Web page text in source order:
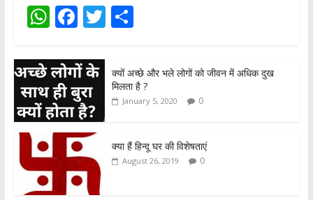
W
h
at
s
A
p
p
F
ac
e
b
o
o
k
T
w
itt
er
S
ar
e
क्यों अच्छे और भले लोगों को जीवन में अधिक दुख
मिलता है ?
January 5, 2020 0
क्या हैं हिन्दू घर की विशेषताएं
August 26, 2019 0